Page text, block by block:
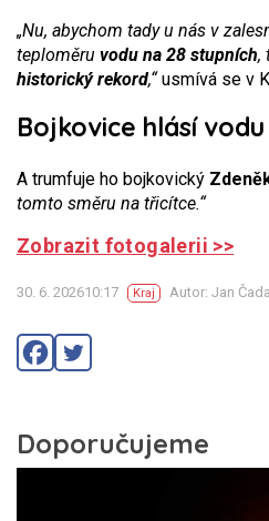
„Nu, abychom tady u nás v
teploměru vodu na 28 stupních,
historický rekord,“usmívá se v
Bojkovice hlásí
A trumfuje ho bojkovický
tomto směru na třicítce.“
Zobrazit fotogalerii >>
30. 6. 202610:17 Kraj Autor: Jan Čada